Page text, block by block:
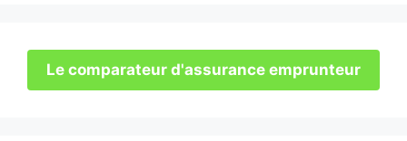
Le comparateur d'assurance emprunteur